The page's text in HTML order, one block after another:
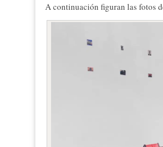
A continuación figuran las fotos